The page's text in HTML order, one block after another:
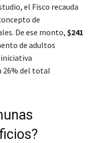
el Fisco recauda
de
De ese monto, $241
de adultos
26% del total